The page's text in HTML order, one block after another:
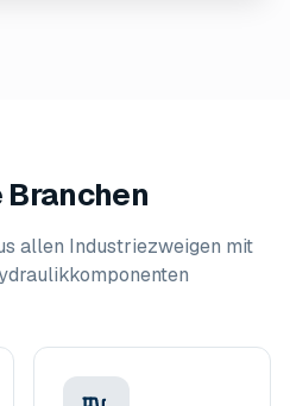
Branchen
allen Industriezweigen mit